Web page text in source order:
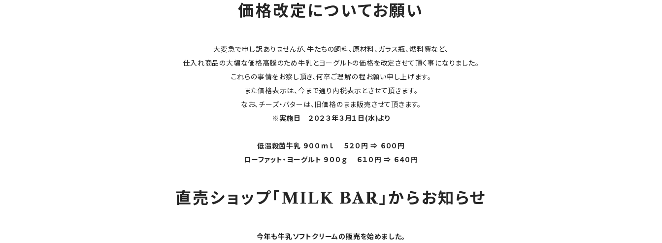
価格改定についてお願い
大変急で申し訳ありませんが、牛たちの飼料、原材料、ガラス瓶、燃料費など、
仕入れ商品の大幅な価格高騰のため牛乳とヨーグルトの価格を改定させて頂く事になりました。
これらの事情をお察し頂き、何卒ご理解の程お願い申し上げます。
また価格表示は、今まで通り内税表示とさせて頂きます。
なお、チーズ・バターは、旧価格のまま販売させて頂きます。
※実施日 ２０２３年３月１日(水)より
低温殺菌牛乳 ９００ｍｌ ５２０円 ⇒ ６００円
ローファット・ヨーグルト ９００ｇ ６１０円 ⇒ ６４０円
直売ショップ「MILK BAR」からお知らせ
今年も牛乳ソフトクリームの販売を始めました。